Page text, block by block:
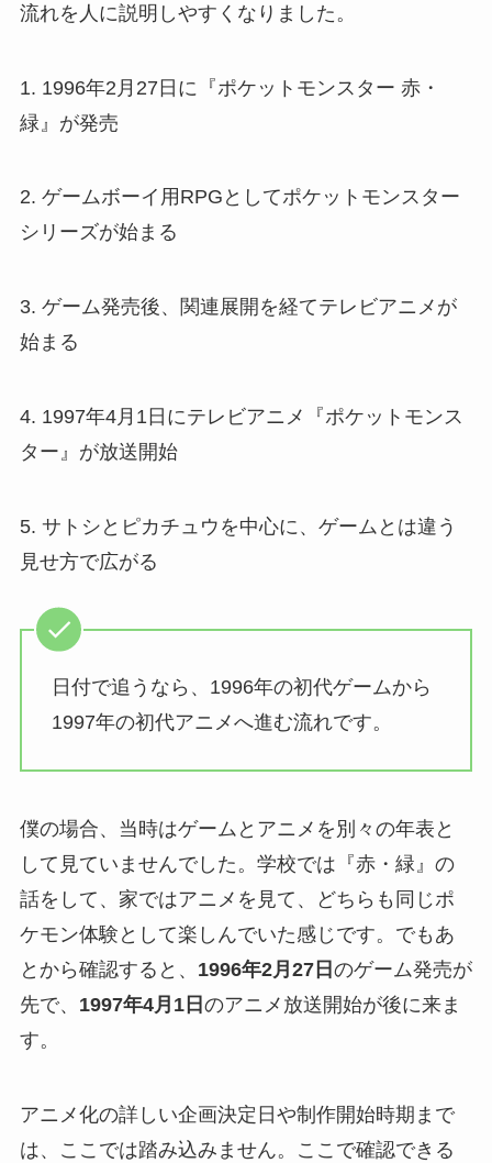
流れを人に説明しやすくなりました。
1. 1996年2月27日に『ポケットモンスター 赤・
緑』が発売
2. ゲームボーイ用RPGとしてポケットモンスター
シリーズが始まる
3. ゲーム発売後、関連展開を経てテレビアニメが
始まる
4. 1997年4月1日にテレビアニメ『ポケットモンス
ター』が放送開始
5. サトシとピカチュウを中心に、ゲームとは違う
見せ方で広がる
日付で追うなら、1996年の初代ゲームから
1997年の初代アニメへ進む流れです。
僕の場合、当時はゲームとアニメを別々の年表と
して見ていませんでした。学校では『赤・緑』の
話をして、家ではアニメを見て、どちらも同じポ
ケモン体験として楽しんでいた感じです。でもあ
とから確認すると、 1996年2月27日 のゲーム発売が
先で、 1997年4月1日 のアニメ放送開始が後に来ま
す。
アニメ化の詳しい企画決定日や制作開始時期まで
は、ここでは踏み込みません。ここで確認できる